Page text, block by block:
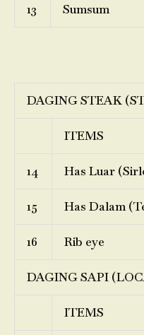
13 Sumsum
DAGING STEAK
ITEMS
14 Has Luar
15 Has Dalam
16 Rib eye
DAGING SAPI
ITEMS